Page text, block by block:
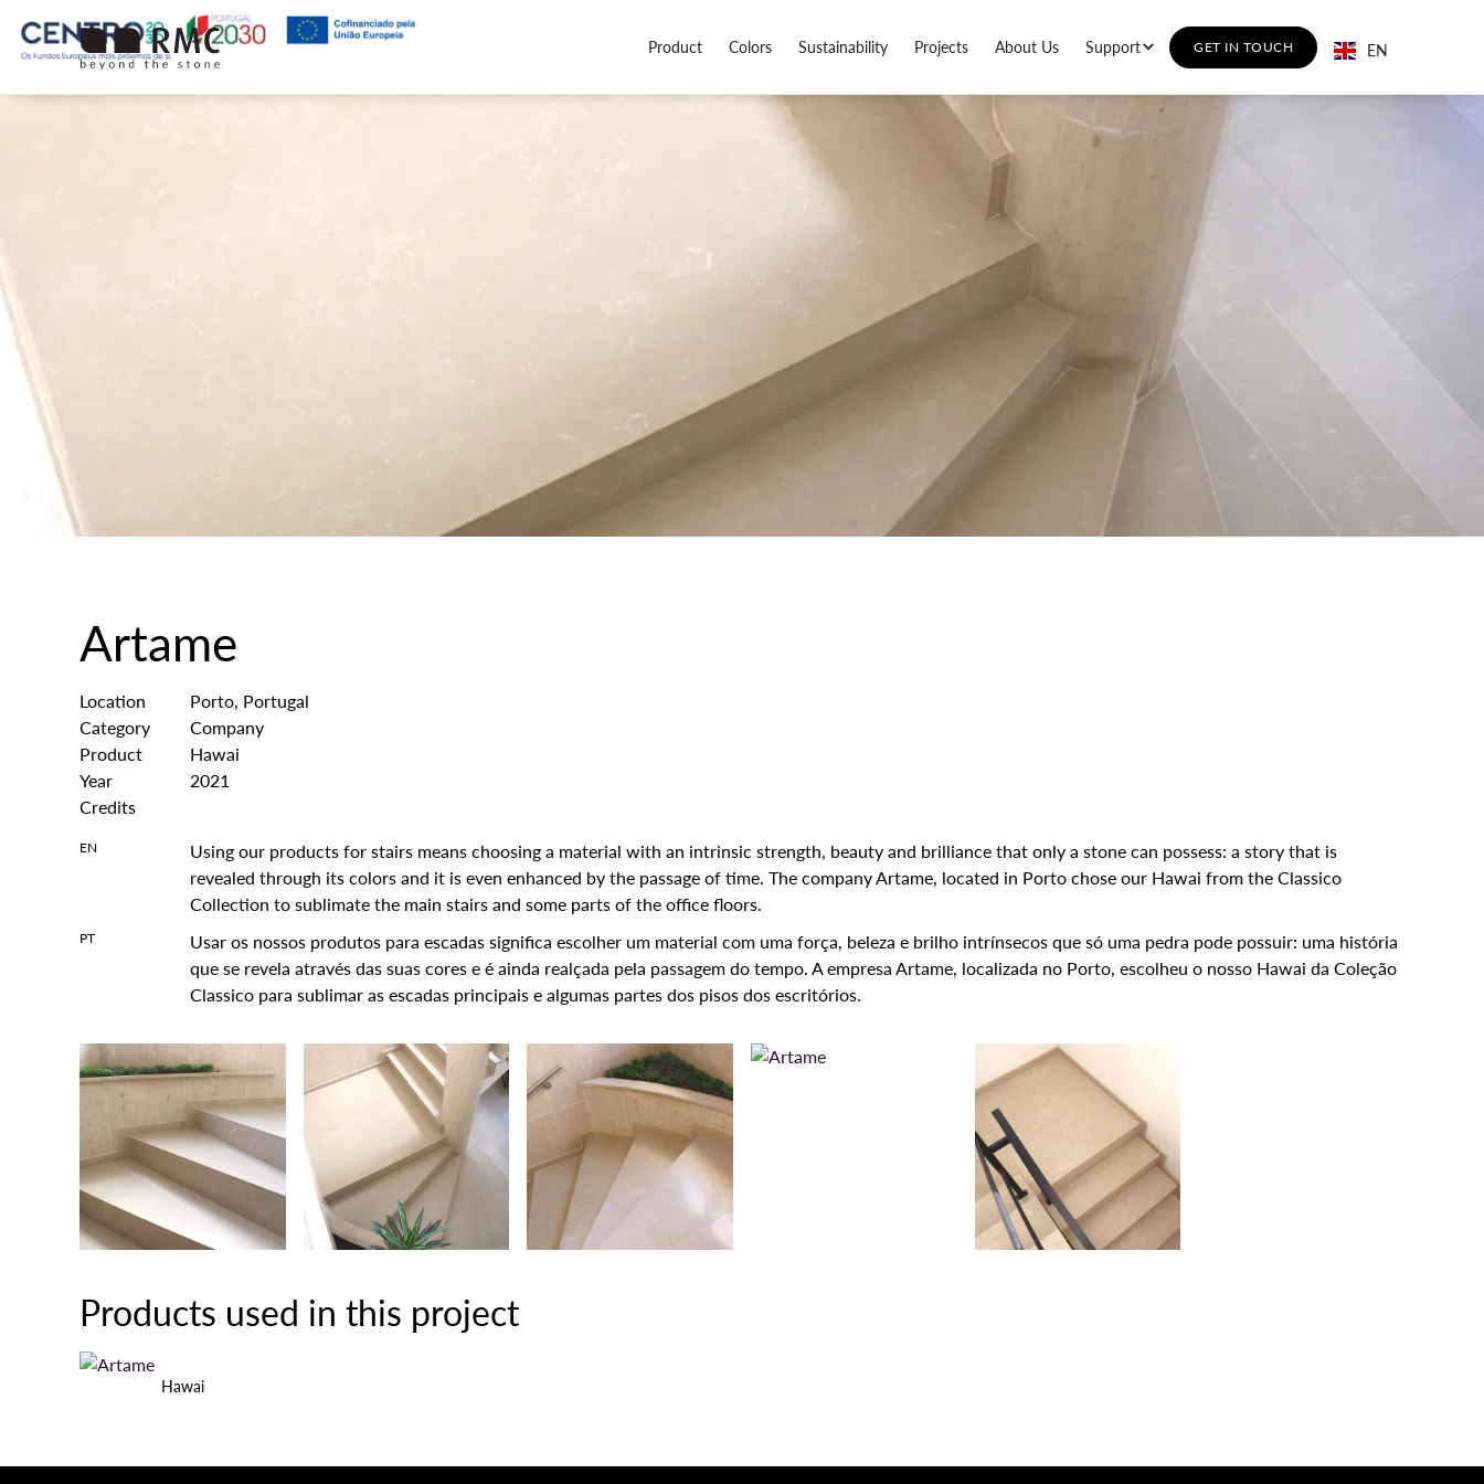
Product Colors Sustainability Projects About Us Support GET IN TOUCH EN
Artame
Location
Porto, Portugal
Category
Company
Product
Hawai
Year
2021
Credits
EN
Using our products for stairs means choosing a material with an intrinsic strength, beauty and brilliance that only a stone can possess: a story that is
revealed through its colors and it is even enhanced by the passage of time. The company Artame, located in Porto chose our Hawai from the Classico
Collection to sublimate the main stairs and some parts of the office floors.
PT
Usar os nossos produtos para escadas significa escolher um material com uma força, beleza e brilho intrínsecos que só uma pedra pode possuir: uma história
que se revela através das suas cores e é ainda realçada pela passagem do tempo. A empresa Artame, localizada no Porto, escolheu o nosso Hawai da Coleção
Classico para sublimar as escadas principais e algumas partes dos pisos dos escritórios.
Products used in this project
Hawai